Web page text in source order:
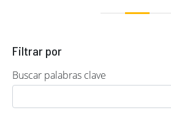
Filtrar por
Buscar palabras clave